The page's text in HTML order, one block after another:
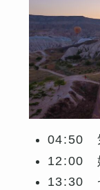
04:50
12:00
13:30